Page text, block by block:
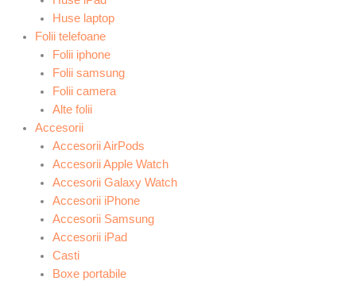
Huse laptop
Folii telefoane
Folii iphone
Folii samsung
Folii camera
Alte folii
Accesorii
Accesorii AirPods
Accesorii Apple Watch
Accesorii Galaxy Watch
Accesorii iPhone
Accesorii Samsung
Accesorii iPad
Casti
Boxe portabile